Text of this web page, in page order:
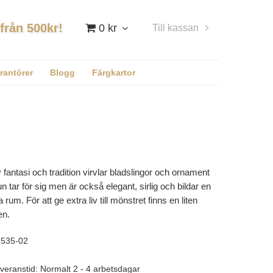
0 kr Till kassan
500kr!
Blogg Färgkartor
fantasi och tradition virvlar bladslingor och ornament
tar för sig men är också elegant, sirlig och bildar en
rum. För att ge extra liv till mönstret finns en liten
535-02
Normalt 2 - 4 arbetsdagar